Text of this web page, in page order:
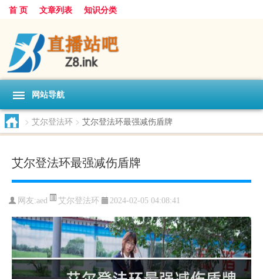
首 页 文章列表 知识分类
网站导航
> 艾尔登法环 > 艾尔登法环最强减伤盾牌
艾尔登法环最强减伤盾牌
网友:aed 艾尔登法环 2024-02-05 04:08:41